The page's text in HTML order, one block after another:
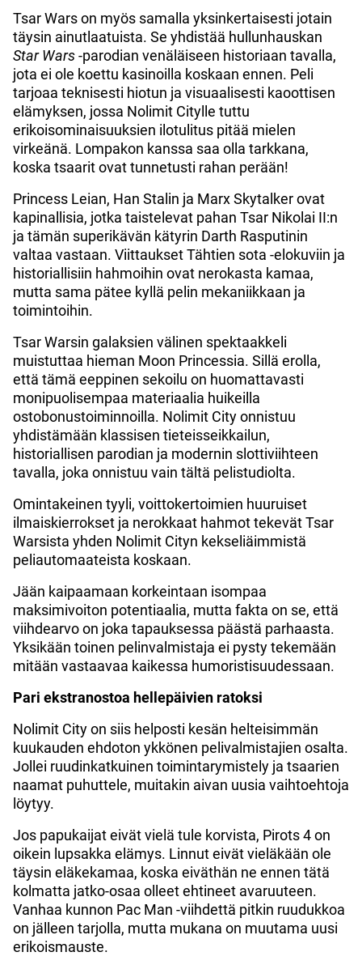
Tsar Wars on myös samalla yksinkertaisesti jotain
täysin ainutlaatuista. Se yhdistää hullunhauskan
Star Wars-parodian venäläiseen historiaan tavalla,
jota ei ole koettu kasinoilla koskaan ennen. Peli
tarjoaa teknisesti hiotun ja visuaalisesti kaoottisen
elämyksen, jossa Nolimit Citylle tuttu
erikoisominaisuuksien ilotulitus pitää mielen
virkeänä. Lompakon kanssa saa olla tarkkana,
koska tsaarit ovat tunnetusti rahan perään!
Princess Leian, Han Stalin ja Marx Skytalker ovat
kapinallisia, jotka taistelevat pahan Tsar Nikolai II:n
ja tämän superikävän kätyrin Darth Rasputinin
valtaa vastaan. Viittaukset Tähtien sota -elokuviin ja
historiallisiin hahmoihin ovat nerokasta kamaa,
mutta sama pätee kyllä pelin mekaniikkaan ja
toimintoihin.
Tsar Warsin galaksien välinen spektaakkeli
muistuttaa hieman Moon Princessia. Sillä erolla,
että tämä eeppinen sekoilu on huomattavasti
monipuolisempaa materiaalia huikeilla
ostobonustoiminnoilla. Nolimit City onnistuu
yhdistämään klassisen tieteisseikkailun,
historiallisen parodian ja modernin slottiviihteen
tavalla, joka onnistuu vain tältä pelistudiolta.
Omintakeinen tyyli, voittokertoimien huuruiset
ilmaiskierrokset ja nerokkaat hahmot tekevät Tsar
Warsista yhden Nolimit Cityn kekseliäimmistä
peliautomaateista koskaan.
Jään kaipaamaan korkeintaan isompaa
maksimivoiton potentiaalia, mutta fakta on se, että
viihdearvo on joka tapauksessa päästä parhaasta.
Yksikään toinen pelinvalmistaja ei pysty tekemään
mitään vastaavaa kaikessa humoristisuudessaan.
Pari ekstranostoa hellepäivien ratoksi
Nolimit City on siis helposti kesän helteisimmän
kuukauden ehdoton ykkönen pelivalmistajien osalta.
Jollei ruudinkatkuinen toimintarymistely ja tsaarien
naamat puhuttele, muitakin aivan uusia vaihtoehtoja
löytyy.
Jos papukaijat eivät vielä tule korvista, Pirots 4 on
oikein lupsakka elämys. Linnut eivät vieläkään ole
täysin eläkekamaa, koska eiväthän ne ennen tätä
kolmatta jatko-osaa olleet ehtineet avaruuteen.
Vanhaa kunnon Pac Man -viihdettä pitkin ruudukkoa
on jälleen tarjolla, mutta mukana on muutama uusi
erikoismauste.